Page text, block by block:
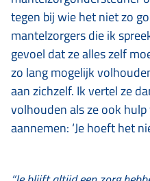
tegen bij wie het niet zo
mantelzorgers die ik
gevoel dat ze alles zelf
zo lang mogelijk
aan zichzelf. Ik vertel ze
volhouden als ze ook
aannemen: ‘Je hoeft het